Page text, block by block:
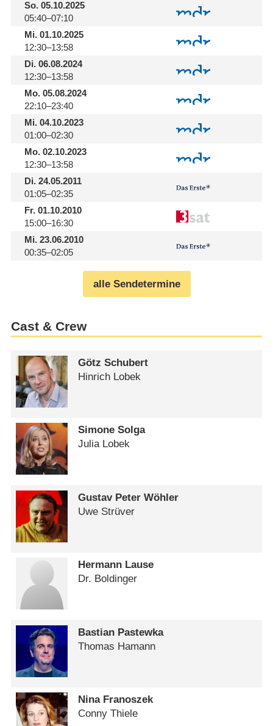
So.05.10.2025
05:40–07:10
Mi.01.10.2025
12:30–13:58
Di.06.08.2024
12:30–13:58
Mo.05.08.2024
22:10–23:40
Mi.04.10.2023
01:00–02:30
Mo.02.10.2023
12:30–13:58
Di.24.05.2011
01:05–02:35
Fr.01.10.2010
15:00–16:30
Mi.23.06.2010
00:35–02:05
alle Sendetermine
Cast & Crew
Götz Schubert
Hinrich Lobek
Simone Solga
Julia Lobek
Gustav Peter Wöhler
Uwe Strüver
Hermann Lause
Dr. Boldinger
Bastian Pastewka
Thomas Hamann
Nina Franoszek
Conny Thiele